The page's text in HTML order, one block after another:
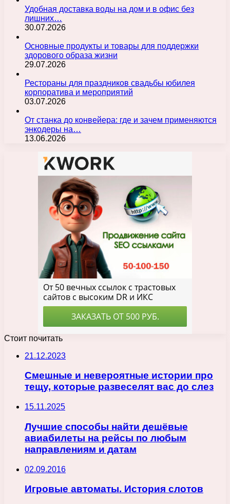
Удобная доставка воды на дом и в офис без
лишних…
30.07.2026
Основные продукты и товары для поддержки
здорового образа жизни
29.07.2026
Рестораны для праздников свадьбы юбилея
корпоратива и мероприятий
03.07.2026
От станка до конвейера: где и зачем применяются
энкодеры на…
13.06.2026
Стоит почитать
21.12.2023
Смешные и невероятные истории про
тещу, которые развеселят вас до слез
15.11.2025
Лучшие способы найти дешёвые
авиабилеты на рейсы по любым
направлениям и датам
02.09.2016
Игровые автоматы. История слотов